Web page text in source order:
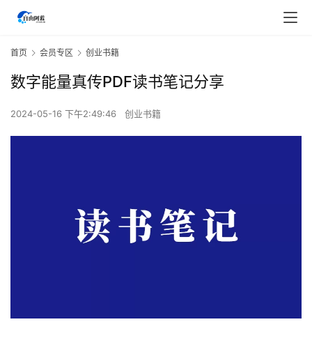
首页 会员专区 创业书籍
数字能量真传PDF读书笔记分享
2024-05-16 下午2:49:46 创业书籍